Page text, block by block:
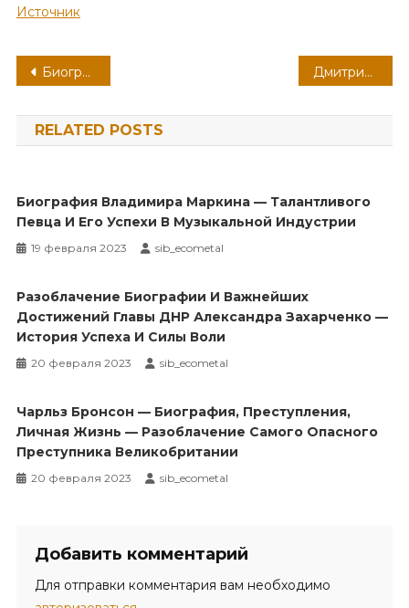
Источник
Навигация
по
записям
Биография Ярика Бро — самые удивительные и необычные моменты из жизни известного рэпера Дмитрий Ульянов — история жизни и карьеры талантливого актера, его успехи в кино и на сцене
RELATED POSTS
Биография Владимира Маркина — Талантливого
Певца И Его Успехи В Музыкальной Индустрии
19 февраля 2023 sib_ecometal
Разоблачение Биографии И Важнейших
Достижений Главы ДНР Александра Захарченко —
История Успеха И Силы Воли
20 февраля 2023 sib_ecometal
Чарльз Бронсон — Биография, Преступления,
Личная Жизнь — Разоблачение Самого Опасного
Преступника Великобритании
20 февраля 2023 sib_ecometal
Добавить комментарий
Для отправки комментария вам необходимо